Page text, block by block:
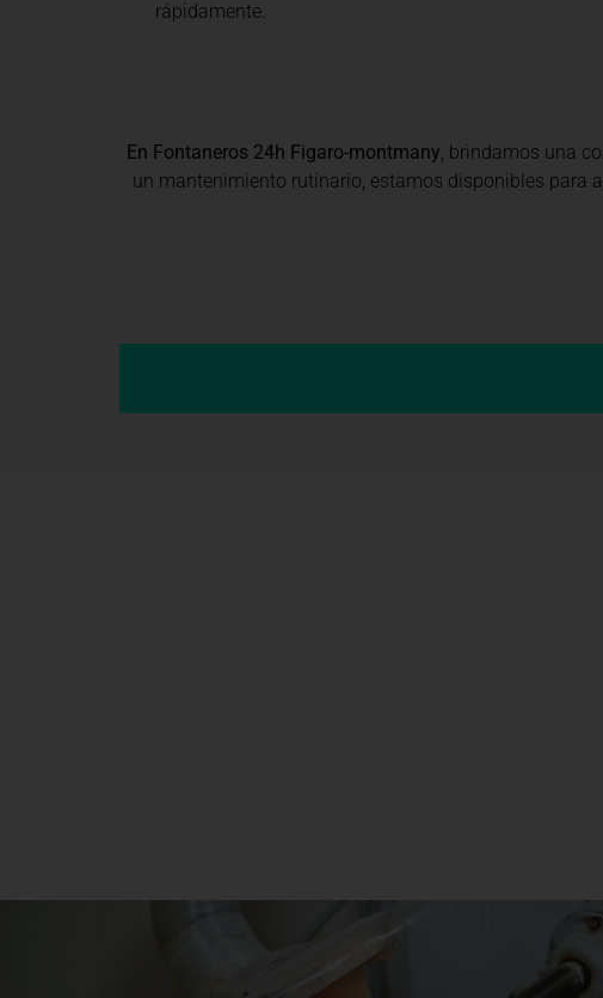
rápidamente.
En Fontaneros 24h Figaro-montmany, brindamos una
un mantenimiento rutinario, estamos disponibles para